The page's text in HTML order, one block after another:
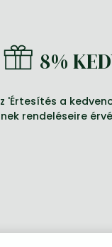
8%
'Értesítés a
rendeléseire